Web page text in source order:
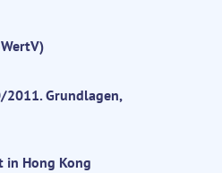
Grundlagen,
in Hong Kong